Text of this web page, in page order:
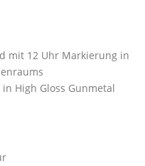
mit 12 Uhr Markierung in
in High Gloss Gunmetal